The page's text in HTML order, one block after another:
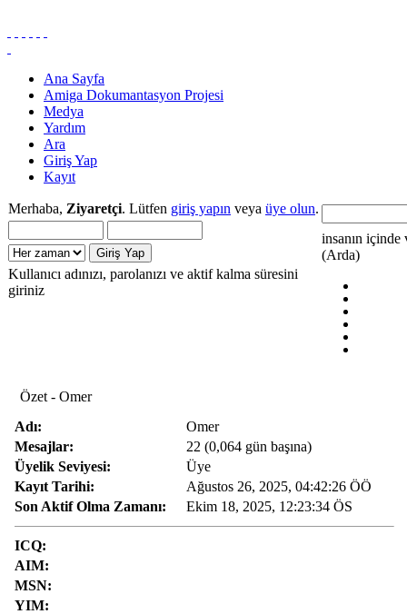
Ana Sayfa
Amiga Dokumantasyon Projesi
Medya
Yardım
Ara
Giriş Yap
Kayıt
Merhaba, Ziyaretçi. Lütfen giriş yapın veya üye olun.
Kullanıcı adınızı, parolanızı ve aktif kalma süresini
giriniz
insanın içinde
(Arda)
Özet - Omer
Adı:
Omer
Mesajlar:
22 (0,064 gün başına)
Üyelik Seviyesi:
Üye
Kayıt Tarihi:
Ağustos 26, 2025, 04:42:26 ÖÖ
Son Aktif Olma Zamanı:
Ekim 18, 2025, 12:23:34 ÖS
ICQ:
AIM:
MSN:
YIM: